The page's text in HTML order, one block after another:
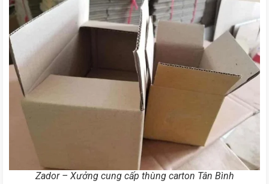
Zador – Xưởng cung cấp thùng carton Tân Bình